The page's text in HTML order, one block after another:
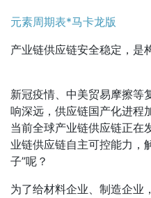
元素周期表*马卡龙版
产业链供应链安全稳定，是
新冠疫情、中美贸易摩擦等
响深远，供应链国产化进程
当前全球产业链供应链正在
业链供应链自主可控能力，
子”呢？
为了给材料企业、制造企业